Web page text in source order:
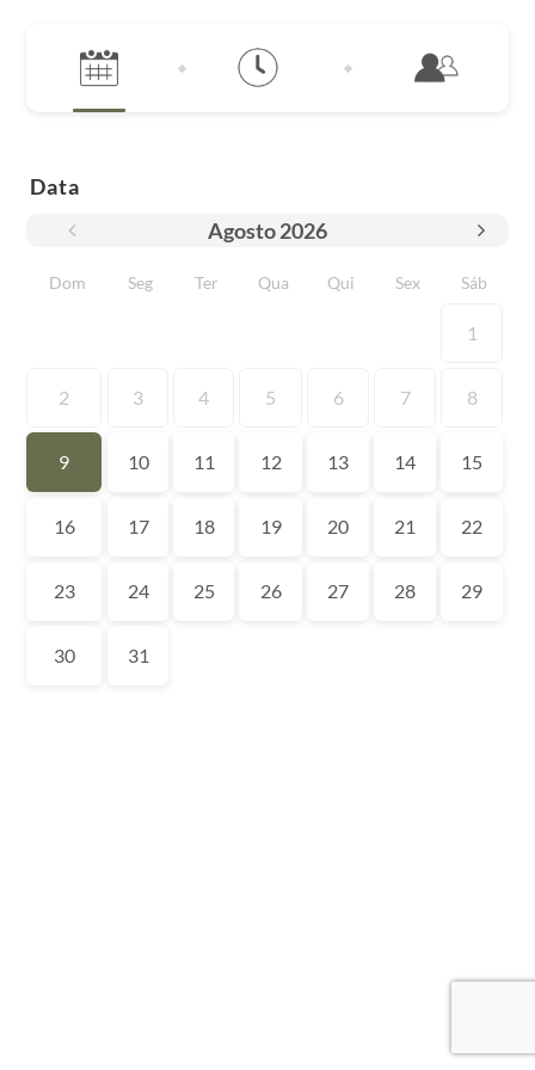
Data
Agosto2026
Dom Seg Ter Qua Qui Sex Sáb
1
2 3 4 5 6 7 8
9 10 11 12 13 14 15
16 17 18 19 20 21 22
23 24 25 26 27 28 29
30 31